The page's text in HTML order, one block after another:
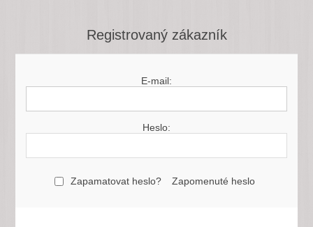
Registrovaný zákazník
E-mail:
Heslo:
Zapamatovat heslo? Zapomenuté heslo